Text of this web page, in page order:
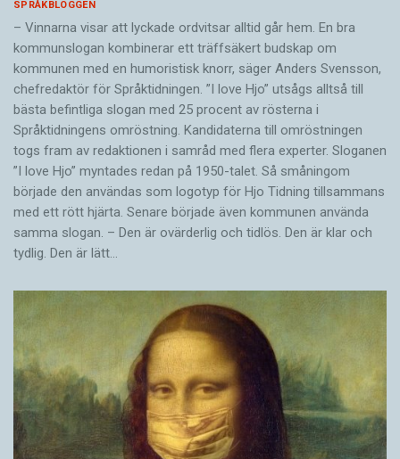
SPRÅKBLOGGEN
– Vinnarna visar att lyckade ordvitsar alltid går hem. En bra
kommunslogan kombinerar ett träffsäkert budskap om
kommunen med en humoristisk knorr, säger Anders Svensson,
chefredaktör för Språktidningen. ”I love Hjo” utsågs alltså till
bästa befintliga slogan med 25 procent av rösterna i
Språktidningens omröstning. Kandidaterna till omröstningen
togs fram av redaktionen i samråd med flera experter. Sloganen
”I love Hjo” myntades redan på 1950-talet. Så småningom
började den användas som logotyp för Hjo Tidning tillsammans
med ett rött hjärta. Senare började även kommunen använda
samma slogan. – Den är ovärderlig och tidlös. Den är klar och
tydlig. Den är lätt…